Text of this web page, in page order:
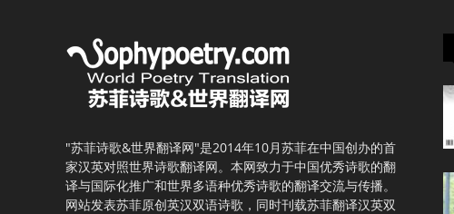
"苏菲诗歌&世界翻译网"是2014年10月苏菲在中国创办的首
家汉英对照世界诗歌翻译网。本网致力于中国优秀诗歌的翻
译与国际化推广和世界多语种优秀诗歌的翻译交流与传播。
网站发表苏菲原创英汉双语诗歌，同时刊载苏菲翻译汉英双